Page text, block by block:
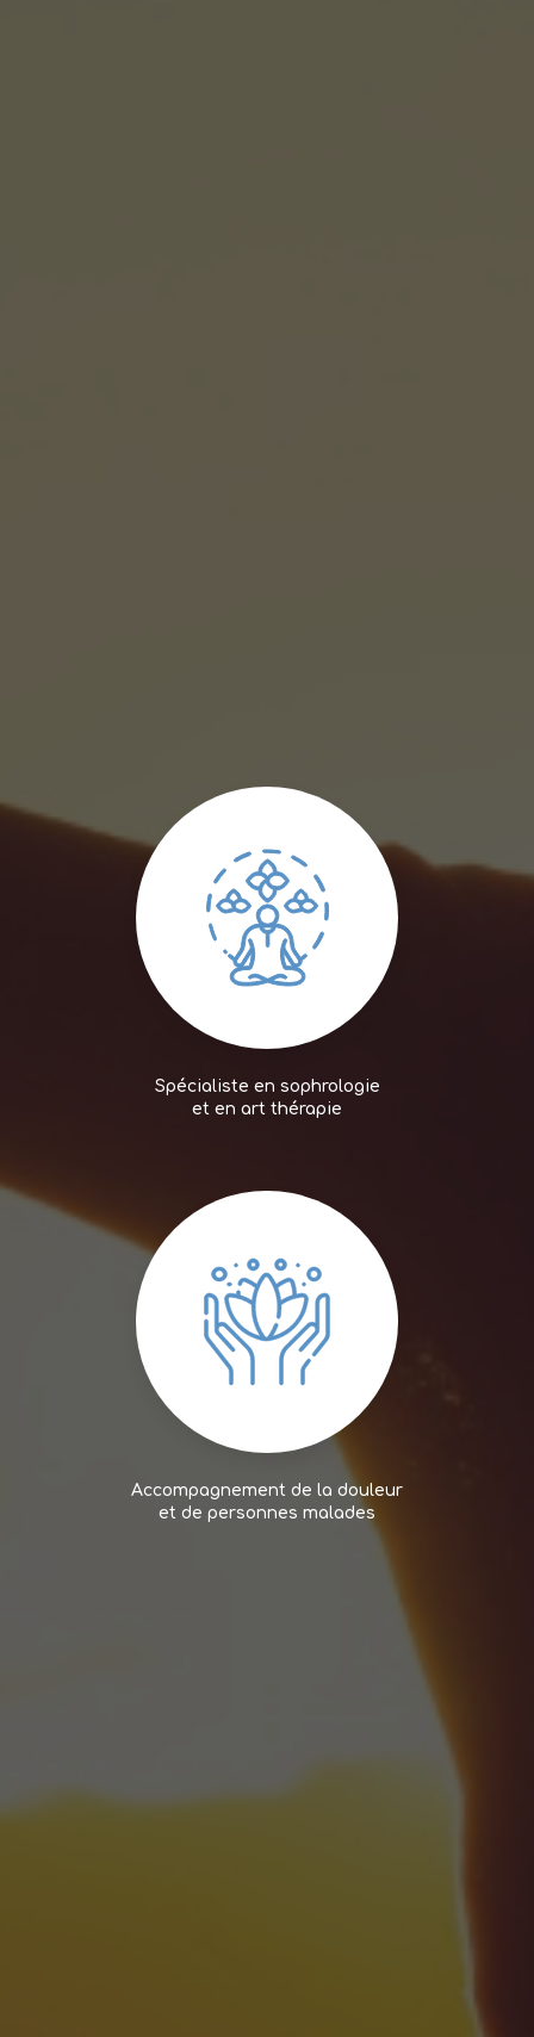
Spécialiste en sophrologie
et en art thérapie
Accompagnement de la douleur
et de personnes malades